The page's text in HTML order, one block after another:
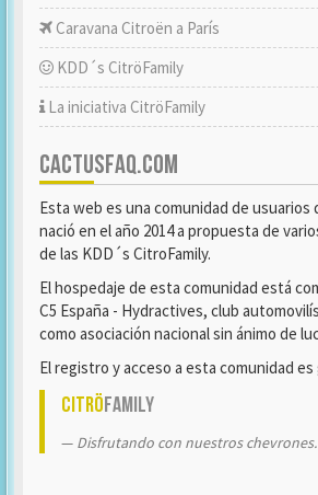
Caravana Citroën a París
KDD´s CitröFamily
La iniciativa CitröFamily
CACTUSFAQ.COM
Esta web es una comunidad de usuarios
nació en el año 2014 a propuesta de
de las KDD´s CitroFamily.
El hospedaje de esta comunidad está
C5 España - Hydractives, club
como asociación nacional sin ánimo de
El registro y acceso a esta comunidad
CitröFamily
Disfrutando con nuestros chevrones.